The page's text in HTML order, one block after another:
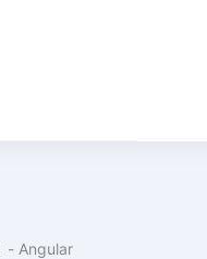
- Angular